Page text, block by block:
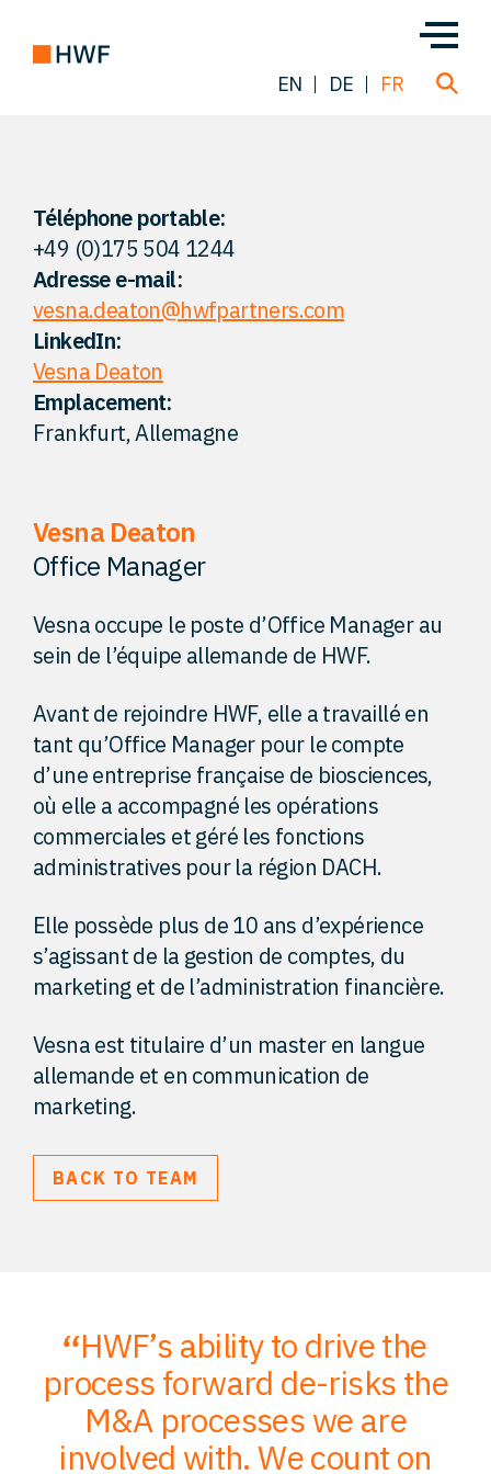
À propos de nous
Notre équipe
Nos Solutions
Perspectives
EN DE FR
Téléphone portable:
+49 (0)175 504 1244
Adresse e-mail:
vesna.deaton@hwfpartners.com
LinkedIn:
Vesna Deaton
Emplacement:
Frankfurt, Allemagne
Vesna Deaton
Office Manager
Vesna occupe le poste d’Office Manager au
sein de l’équipe allemande de HWF.
Avant de rejoindre HWF, elle a travaillé en
tant qu’Office Manager pour le compte
d’une entreprise française de biosciences,
où elle a accompagné les opérations
commerciales et géré les fonctions
administratives pour la région DACH.
Elle possède plus de 10 ans d’expérience
s’agissant de la gestion de comptes, du
marketing et de l’administration financière.
Vesna est titulaire d’un master en langue
allemande et en communication de
marketing.
BACK TO TEAM
HWF’s ability to drive the
process forward de-risks the
M&A processes we are
involved with. We count on